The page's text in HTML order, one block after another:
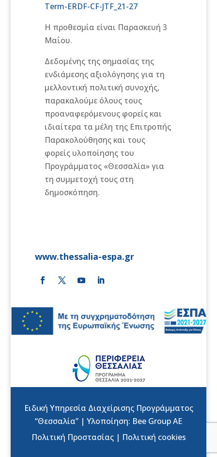
Term-ERDF-CF-JTF_21-27
Η προθεσμία είναι Παρασκευή 3
Μαΐου.
Δεδομένης της σημασίας της
ενδιάμεσης αξιολόγησης για τη
μελλοντική πολιτική συνοχής,
παρακαλούμε όλους τους
προαναφερόμενους φορείς και
ιδιαίτερα τα μέλη της Επιτροπής
Παρακολούθησης και τους
φορείς υλοποίησης του
Προγράμματος «Θεσσαλία» για
τη συμμετοχή τους στη
δημοσκόπηση.
www.thessalia-espa.gr
Ειδική Υπηρεσία Διαχείρισης Προγράμματος
“Θεσσαλία” | Υλοποίηση: Bee Group AE
Πολιτική Προστασίας| Πολιτική cookies